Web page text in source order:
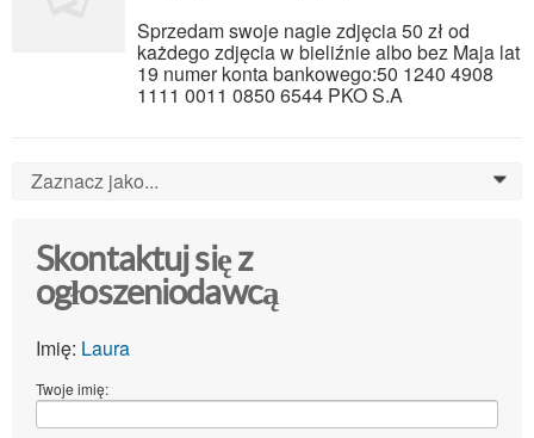
Sprzedam swoje nagie zdjęcia 50 zł od
każdego zdjęcia w bieliźnie albo bez Maja lat
19 numer konta bankowego:50 1240 4908
1111 0011 0850 6544 PKO S.A
Zaznacz jako... 0
Skontaktuj się z
ogłoszeniodawcą
Imię: Laura
Twoje imię: